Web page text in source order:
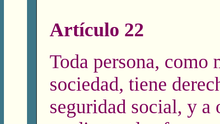
Artículo 22
Toda persona, como
sociedad, tiene
seguridad social, y a